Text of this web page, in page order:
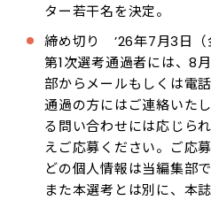
ター若干名を決定。
締め切り ’26年7月3日（
第1次選考通過者には、8
部からメールもしくは電
通過の方にはご連絡いた
る問い合わせには応じら
えご応募ください。ご応
どの個人情報は当編集部
また本選考とは別に、本